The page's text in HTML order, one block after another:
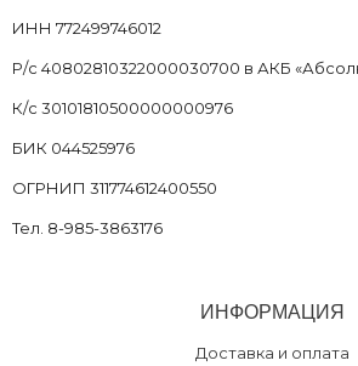
ИНН 772499746012
Р/с 40802810322000030700 в АКБ
К/с 30101810500000000976
БИК 044525976
ОГРНИП 311774612400550
Тел. 8-985-3863176
ИНФОРМАЦИЯ
Доставка и оплата